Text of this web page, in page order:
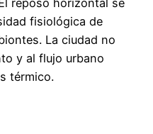
fisiológica de
La ciudad no
y al flujo urbano
térmico.